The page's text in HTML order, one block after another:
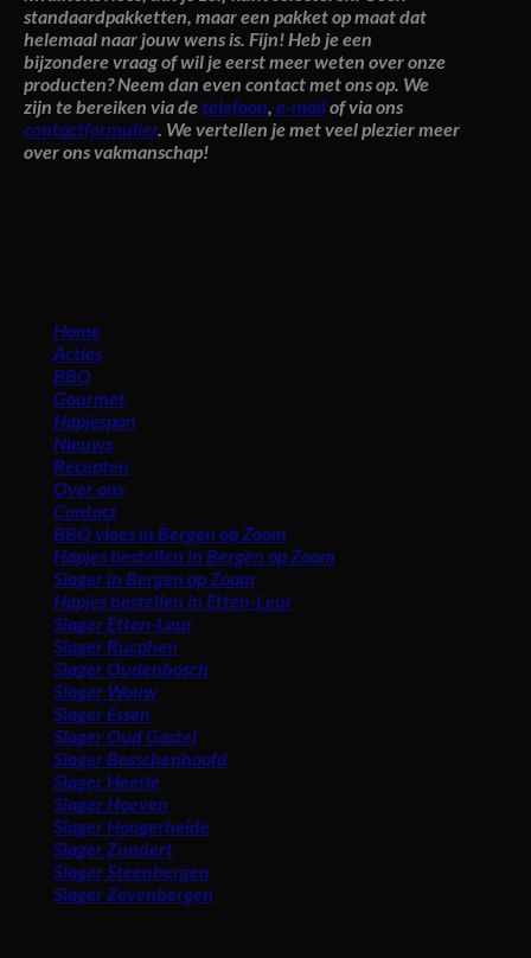
standaardpakketten, maar een pakket op maat dat
helemaal naar jouw wens is. Fijn! Heb je een
bijzondere vraag of wil je eerst meer weten over onze
producten? Neem dan even contact met ons op. We
zijn te bereiken via detelefoon e-mailof via ons
contactformulier. We vertellen je met veel plezier meer
over ons vakmanschap!
Home
Acties
BBQ
Gourmet
Hapjespan
Nieuws
Recepten
Over ons
Contact
BBQ vlees in Bergen op Zoom
Hapjes bestellen in Bergen op Zoom
Slager in Bergen op Zoom
Hapjes bestellen in Etten-Leur
Slager Etten-Leur
Slager Rucphen
Slager Oudenbosch
Slager Wouw
Slager Essen
Slager Oud Gastel
Slager Bosschenhoofd
Slager Heerle
Slager Hoeven
Slager Hoogerheide
Slager Zundert
Slager Steenbergen
Slager Zevenbergen